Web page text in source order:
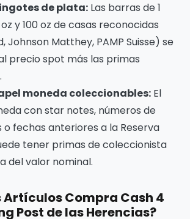
de plata: Las barras de 1
oz y 100 oz de casas reconocidas
Johnson Matthey, PAMP Suisse) se
precio spot más las primas
moneda coleccionables: El
con star notes, números de
o fechas anteriores a la Reserva
tener primas de coleccionista
del valor nominal.
Artículos Compra Cash 4
Post de las Herencias?